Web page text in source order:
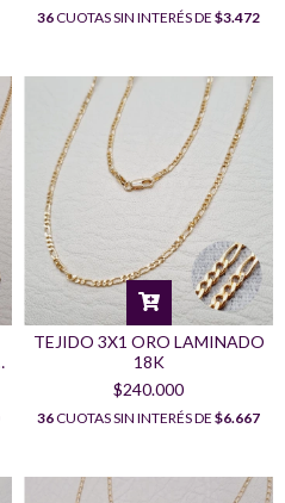
36CUOTAS SIN INTERÉS DE $3.472
TEJIDO 3X1 ORO LAMINADO
18K
$240.000
36CUOTAS SIN INTERÉS DE $6.667